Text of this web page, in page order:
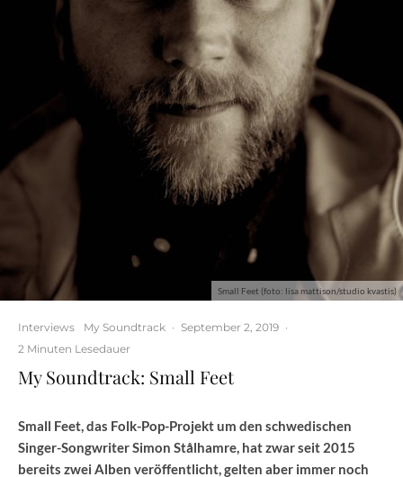
Small Feet (foto: lisa mattison/studio kvastis)
Interviews My Soundtrack · September 2, 2019 ·
2 Minuten Lesedauer
My Soundtrack: Small Feet
Small Feet, das Folk-Pop-Projekt um den schwedischen
Singer-Songwriter Simon Stålhamre, hat zwar seit 2015
bereits zwei Alben veröffentlicht, gelten aber immer noch